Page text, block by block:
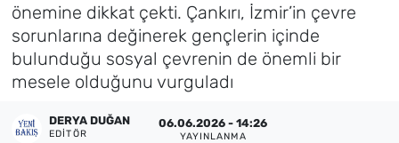
önemine dikkat çekti. Çankırı, İzmir’in çevre
sorunlarına değinerek gençlerin içinde
bulunduğu sosyal çevrenin de önemli bir
mesele olduğunu vurguladı
DERYA DUĞAN
EDITÖR
06.06.2026 - 14:26
YAYINLANMA